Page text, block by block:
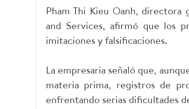
Pham Thi Kieu Oanh, directora
and Services, afirmó que los
imitaciones y falsificaciones.
La empresaria señaló que,
materia prima, registros de
enfrentando serias dificultades